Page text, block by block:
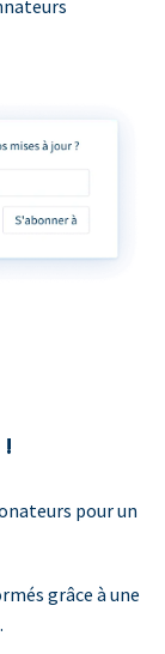
!
pour un
grâce à une